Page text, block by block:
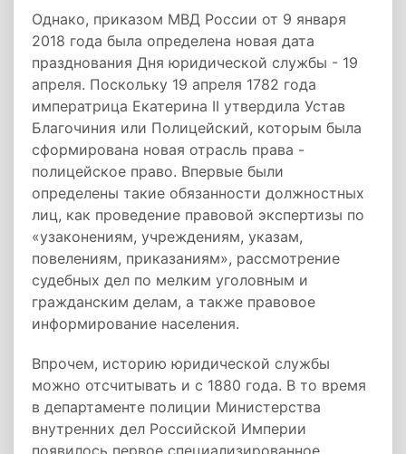
Однако, приказом МВД России от 9 января
2018 года была определена новая дата
празднования Дня юридической службы - 19
апреля. Поскольку 19 апреля 1782 года
императрица Екатерина II утвердила Устав
Благочиния или Полицейский, которым была
сформирована новая отрасль права -
полицейское право. Впервые были
определены такие обязанности должностных
лиц, как проведение правовой экспертизы по
«узаконениям, учреждениям, указам,
повелениям, приказаниям», рассмотрение
судебных дел по мелким уголовным и
гражданским делам, а также правовое
информирование населения.
Впрочем, историю юридической службы
можно отсчитывать и с 1880 года. В то время
в департаменте полиции Министерства
внутренних дел Российской Империи
появилось первое специализированное